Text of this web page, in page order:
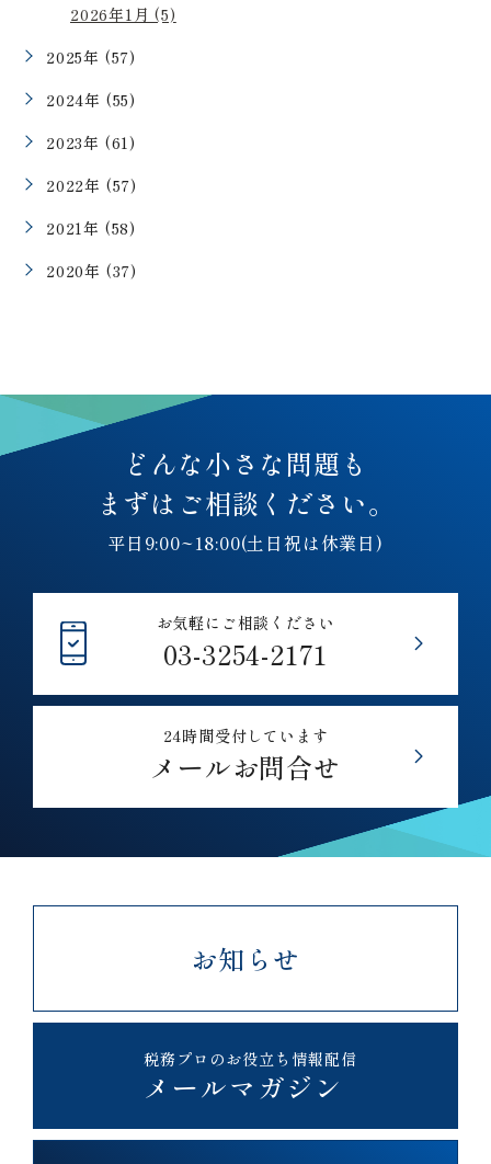
2026年1月 (5)
2025年 (57)
2024年 (55)
2023年 (61)
2022年 (57)
2021年 (58)
2020年 (37)
どんな小さな問題も
まずはご相談ください。
平日9:00~18:00(土日祝は休業日)
お気軽にご相談ください
03-3254-2171
24時間受付しています
メールお問合せ
お知らせ
税務プロのお役立ち情報配信
メールマガジン